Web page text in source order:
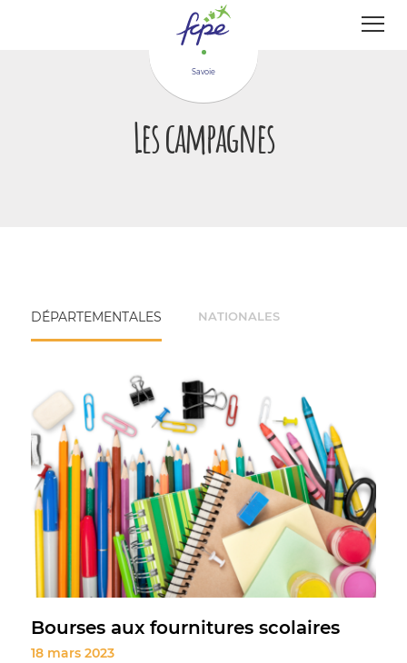
Savoie
Les campagnes
DÉPARTEMENTALES NATIONALES
Bourses aux fournitures scolaires
18 mars 2023